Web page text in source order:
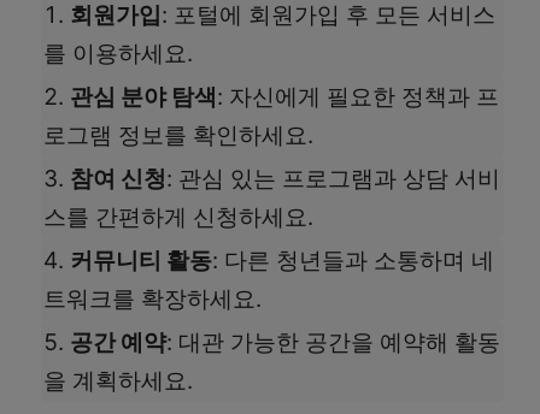
회원가입 : 포털에 회원가입 후 모든 서비스
를 이용하세요.
관심 분야 탐색 : 자신에게 필요한 정책과 프
로그램 정보를 확인하세요.
참여 신청: 관심 있는 프로그램과 상담 서비
스를 간편하게 신청하세요.
커뮤니티 활동: 다른 청년들과 소통하며 네
트워크를 확장하세요.
공간 예약: 대관 가능한 공간을 예약해 활동
을 계획하세요.